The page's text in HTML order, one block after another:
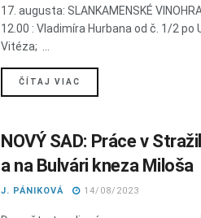
17. augusta: SLANKAMENSKÉ
12.00 : Vladimíra Hurbana od č. 1/2 po
Vitéza; ...
ČÍTAJ VIAC
NOVÝ SAD: Práce v
a na Bulvári kneza Miloša
J. PÁNIKOVÁ 14/08/2023